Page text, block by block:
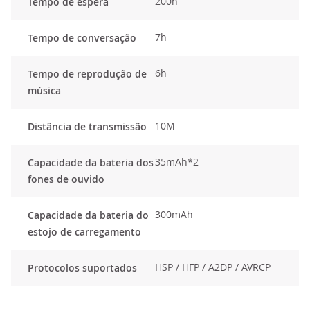
Tempo de conversação 7h
Tempo de reprodução de
música
6h
Distância de transmissão 10M
Capacidade da bateria dos
fones de ouvido
35mAh*2
Capacidade da bateria do
estojo de carregamento
300mAh
Protocolos suportados HSP / HFP / A2DP / AVRCP